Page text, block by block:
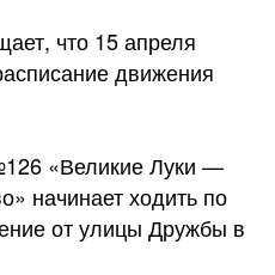
что 15 апреля
движения
«Великие Луки —
начинает ходить по
от улицы Дружбы в